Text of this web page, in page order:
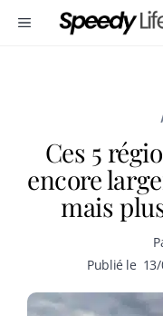
MENU
Ces 5
encore
mais
Publié le